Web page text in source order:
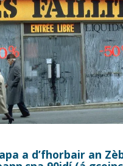
a d’fhorbair an